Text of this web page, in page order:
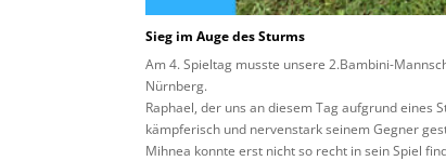
Sieg im Auge des Sturms
Am 4. Spieltag musste unsere 2.Bambini-
Nürnberg.
Raphael, der uns an diesem Tag aufgrund
kämpferisch und nervenstark seinem Gegner
Mihnea konnte erst nicht so recht in sein Spiel